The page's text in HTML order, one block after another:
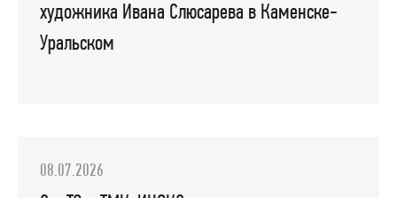
художника Ивана Слюсарева в Каменске-
Уральском
08.07.2026